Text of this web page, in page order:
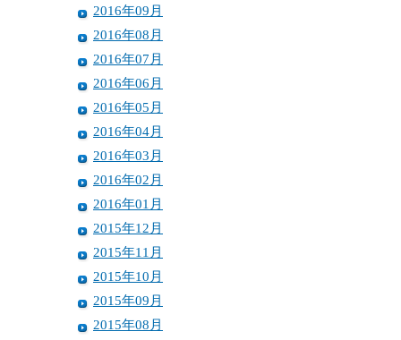
2016年09月
2016年08月
2016年07月
2016年06月
2016年05月
2016年04月
2016年03月
2016年02月
2016年01月
2015年12月
2015年11月
2015年10月
2015年09月
2015年08月